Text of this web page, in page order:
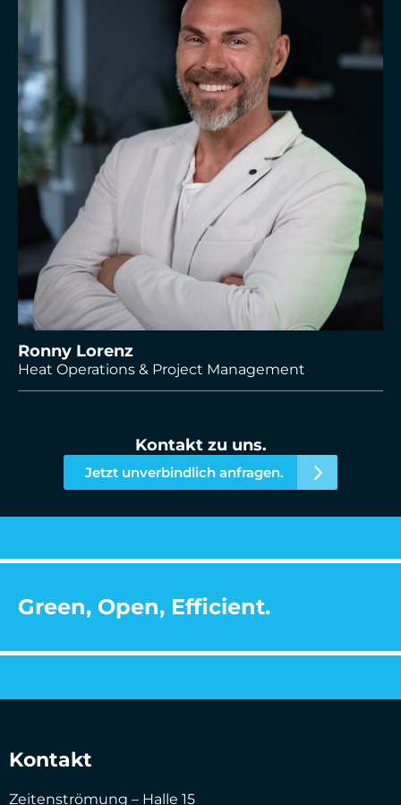
Ronny Lorenz
Heat Operations & Project Management
Kontakt zu uns.
Jetzt unverbindlich anfragen.
Green, Open, Efficient.
Kontakt
Zeitenströmung – Halle 15